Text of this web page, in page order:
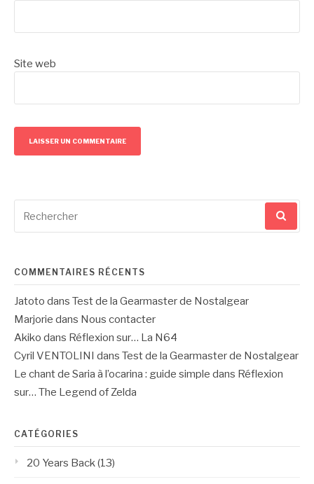
Site web
pour
COMMENTAIRES RÉCENTS
Jatoto dans Test de la Gearmaster de Nostalgear
Marjorie dans Nous contacter
Akiko dans Réflexion sur… La N64
Cyril VENTOLINI dans Test de la Gearmaster de Nostalgear
Le chant de Saria à l’ocarina : guide simple dans Réflexion
sur… The Legend of Zelda
CATÉGORIES
20 Years Back(13)